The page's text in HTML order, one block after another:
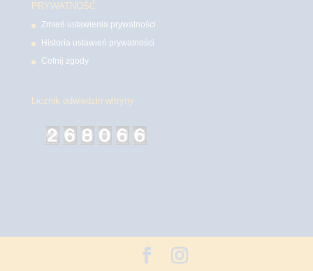
PRYWATNOŚĆ
Zmień ustawienia prywatności
Historia ustawień prywatności
Cofnij zgody
Licznik odwiedzin witryny